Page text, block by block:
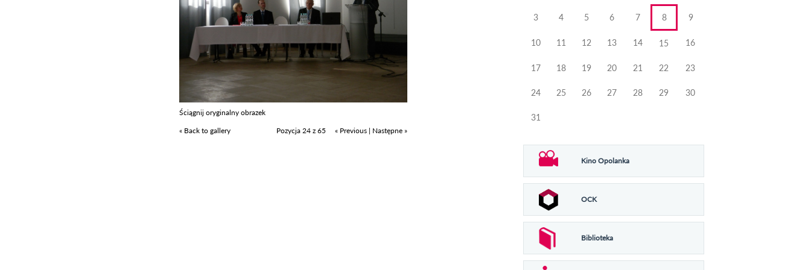
Ściągnij oryginalny obrazek
« Back to gallery
Pozycja 24 z 65 « Previous | Następne »
3 4 5 6 7 8 9
10 11 12 13 14 15 16
17 18 19 20 21 22 23
24 25 26 27 28 29 30
31
Kino Opolanka
OCK
Biblioteka